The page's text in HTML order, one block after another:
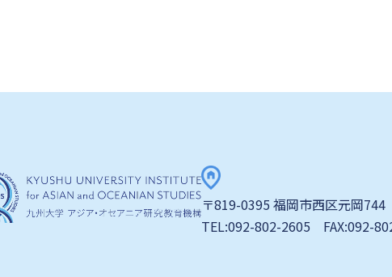
〒819-0395 福岡市西区元岡744
TEL:092-802-2605 FAX:092-